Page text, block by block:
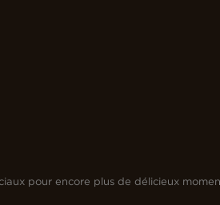
pour encore plus de délicieux